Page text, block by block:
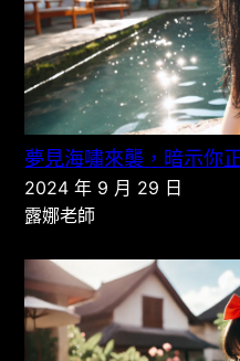
夢見海嘯來襲，暗示你
2024 年 9 月 29 日
露娜老師